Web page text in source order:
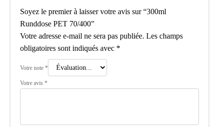
Soyez le premier à laisser votre avis sur “300ml
Runddose PET 70/400”
Votre adresse e-mail ne sera pas publiée. Les champs
obligatoires sont indiqués avec *
Votre note *
Votre avis *